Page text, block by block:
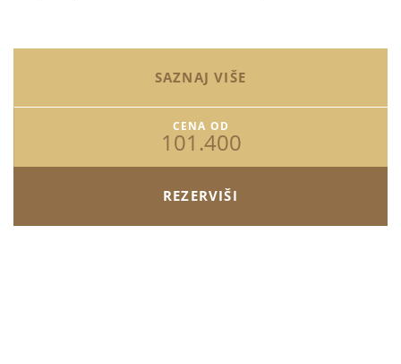
SAZNAJ VIŠE
CENA OD
101.400
REZERVIŠI